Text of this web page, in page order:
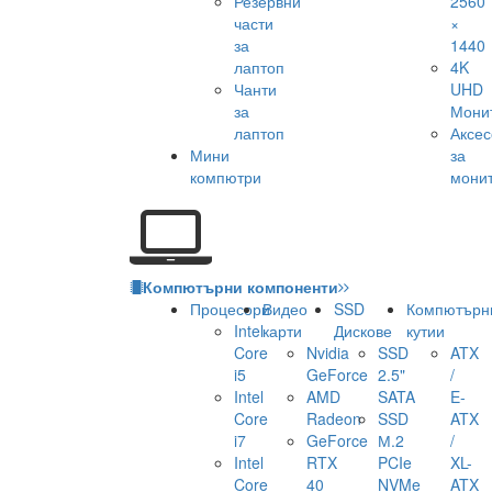
части
за
лаптоп
Чанти
за
лаптоп
Мини
компютри
×
1440
4K
UHD
за
Компютърни компоненти
Процесори
Intel
Core
i5
Intel
Core
i7
Intel
Core
Видео
карти
Nvidia
GeForce
AMD
Radeon
GeForce
RTX
40
SSD
Дискове
SSD
2.5"
SATA
SSD
М.2
PCIe
NVMe
кутии
ATX
/
E-
ATX
/
XL-
ATX